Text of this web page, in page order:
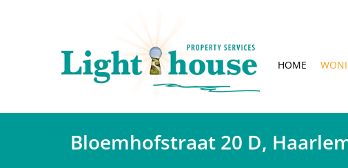
HOME
Bloemhofstraat 20 D,